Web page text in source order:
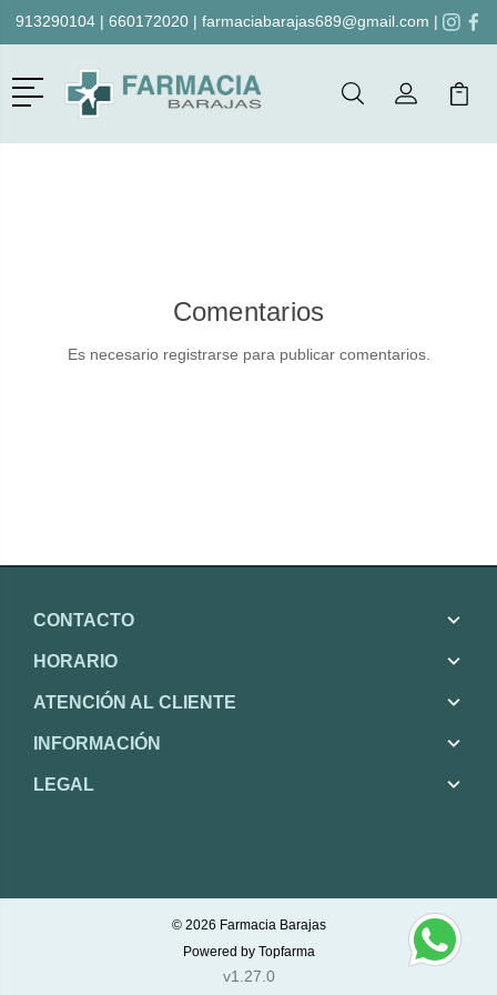
913290104| 660172020| farmaciabarajas689@gmail.com |
Menú
BuscarMi Cuenta
Mi
Comentarios
Es necesario registrarse para publicar comentarios.
CONTACTO
HORARIO
ATENCIÓN AL CLIENTE
INFORMACIÓN
LEGAL
© 2026 Farmacia Barajas
Powered by Topfarma
v1.27.0